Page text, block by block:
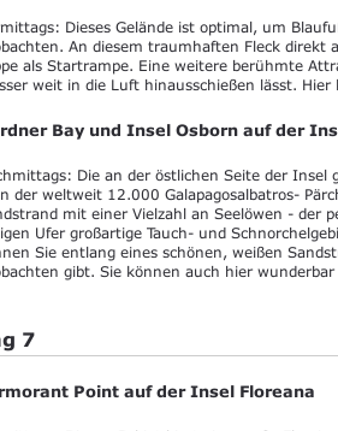
Dieses Gelände ist optimal, um
An diesem traumhaften Fleck direkt
als Startrampe. Eine weitere berühmte
weit in die Luft hinausschießen lässt.
Bay und Insel Osborn auf der
Die an der östlichen Seite der Insel
der weltweit 12.000 Galapagosalbatros-
mit einer Vielzahl an Seelöwen - der
Ufer großartige Tauch- und
Sie entlang eines schönen, weißen
gibt. Sie können auch hier
7
Point auf der Insel Floreana